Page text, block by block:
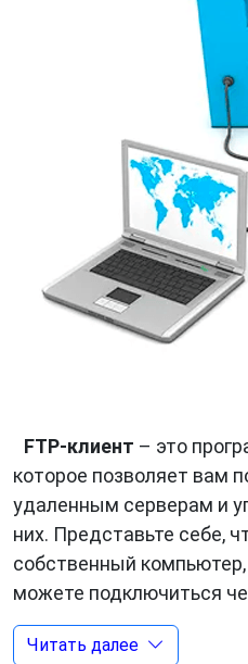
FTP-клиент – это
которое позволяет вам
удаленным серверам и
них. Представьте себе,
собственный
можете подключиться
копировать туда или
Именно такую
Читать далее